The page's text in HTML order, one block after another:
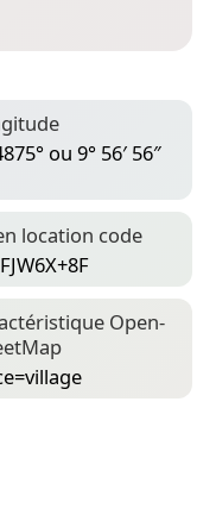
ou 9° 56′ 56″
location code
Open­